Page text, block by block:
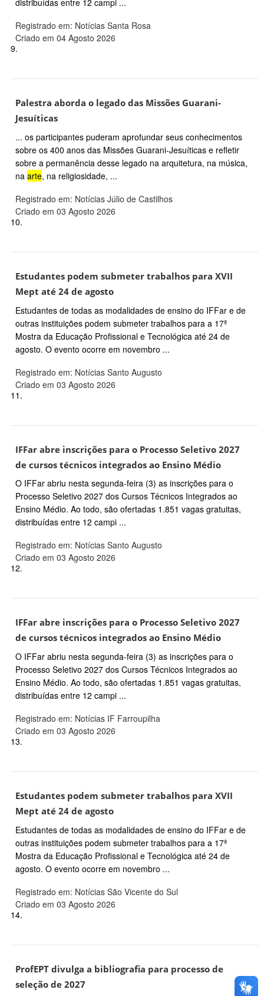
distribuídas entre 12 campi ...
Registrado em: Notícias Santa Rosa
Criado em 04 Agosto 2026
9.
Palestra aborda o legado das Missões Guarani-
Jesuíticas
... os participantes puderam aprofundar seus conhecimentos
sobre os 400 anos das Missões Guarani-Jesuíticas e refletir
sobre a permanência desse legado na arquitetura, na música,
na arte, na religiosidade, ...
Registrado em: Notícias Júlio de Castilhos
Criado em 03 Agosto 2026
10.
Estudantes podem submeter trabalhos para XVII
Mept até 24 de agosto
Estudantes de todas as modalidades de ensino do IFFar e de
outras instituições podem submeter trabalhos para a 17ª
Mostra da Educação Profissional e Tecnológica até 24 de
agosto. O evento ocorre em novembro ...
Registrado em: Notícias Santo Augusto
Criado em 03 Agosto 2026
11.
IFFar abre inscrições para o Processo Seletivo 2027
de cursos técnicos integrados ao Ensino Médio
O IFFar abriu nesta segunda-feira (3) as inscrições para o
Processo Seletivo 2027 dos Cursos Técnicos Integrados ao
Ensino Médio. Ao todo, são ofertadas 1.851 vagas gratuitas,
distribuídas entre 12 campi ...
Registrado em: Notícias Santo Augusto
Criado em 03 Agosto 2026
12.
IFFar abre inscrições para o Processo Seletivo 2027
de cursos técnicos integrados ao Ensino Médio
O IFFar abriu nesta segunda-feira (3) as inscrições para o
Processo Seletivo 2027 dos Cursos Técnicos Integrados ao
Ensino Médio. Ao todo, são ofertadas 1.851 vagas gratuitas,
distribuídas entre 12 campi ...
Registrado em: Notícias IF Farroupilha
Criado em 03 Agosto 2026
13.
Estudantes podem submeter trabalhos para XVII
Mept até 24 de agosto
Estudantes de todas as modalidades de ensino do IFFar e de
outras instituições podem submeter trabalhos para a 17ª
Mostra da Educação Profissional e Tecnológica até 24 de
agosto. O evento ocorre em novembro ...
Registrado em: Notícias São Vicente do Sul
Criado em 03 Agosto 2026
14.
ProfEPT divulga a bibliografia para processo de
seleção de 2027